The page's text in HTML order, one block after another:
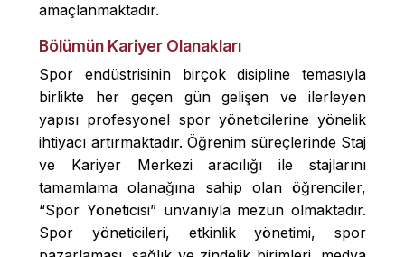
amaçlanmaktadır.
Bölümün Kariyer Olanakları
Spor endüstrisinin birçok disipline temasıyla
birlikte her geçen gün gelişen ve ilerleyen
yapısı profesyonel spor yöneticilerine yönelik
ihtiyacı artırmaktadır. Öğrenim süreçlerinde Staj
ve Kariyer Merkezi aracılığı ile stajlarını
tamamlama olanağına sahip olan öğrenciler,
“Spor Yöneticisi” unvanıyla mezun olmaktadır.
Spor yöneticileri, etkinlik yönetimi, spor